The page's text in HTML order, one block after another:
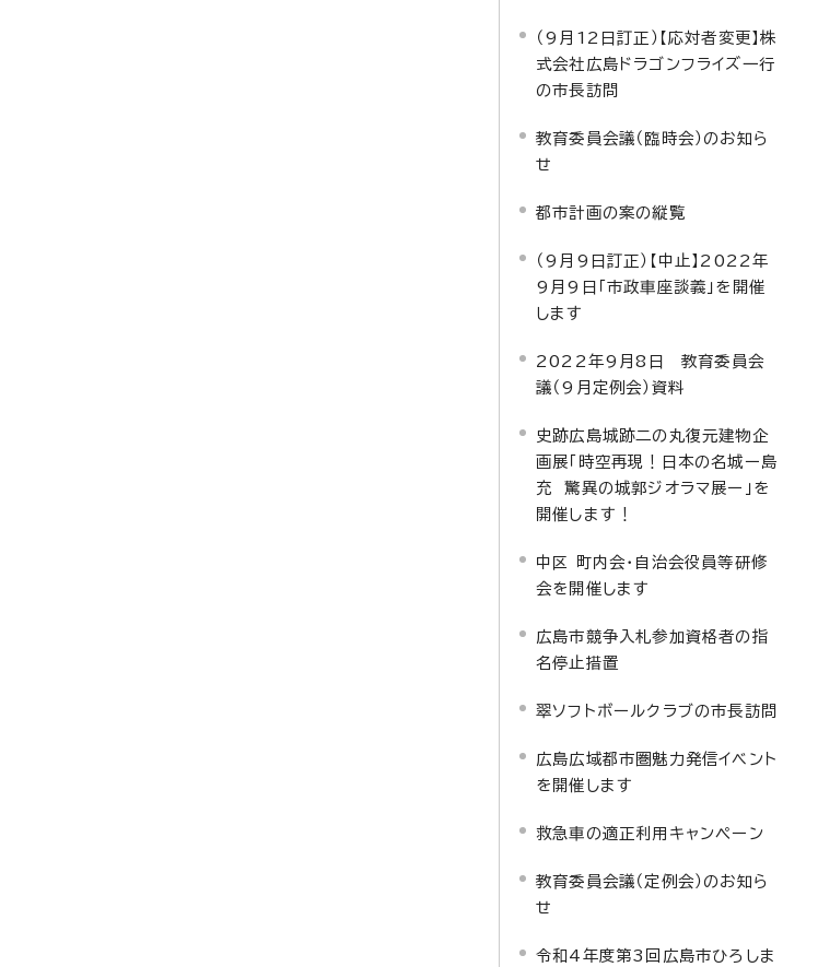
（9月12日訂正）【応対者変更】株
式会社広島ドラゴンフライズ一行
の市長訪問
教育委員会議（臨時会）のお知ら
せ
都市計画の案の縦覧
（9月9日訂正）【中止】2022年
9月9日「市政車座談義」を開催
します
2022年9月8日 教育委員会
議（9月定例会）資料
史跡広島城跡二の丸復元建物企
画展「時空再現！日本の名城ー島
充 驚異の城郭ジオラマ展ー」を
開催します！
中区 町内会・自治会役員等研修
会を開催します
広島市競争入札参加資格者の指
名停止措置
翠ソフトボールクラブの市長訪問
広島広域都市圏魅力発信イベント
を開催します
救急車の適正利用キャンペーン
教育委員会議（定例会）のお知ら
せ
令和4年度第3回広島市ひろしま